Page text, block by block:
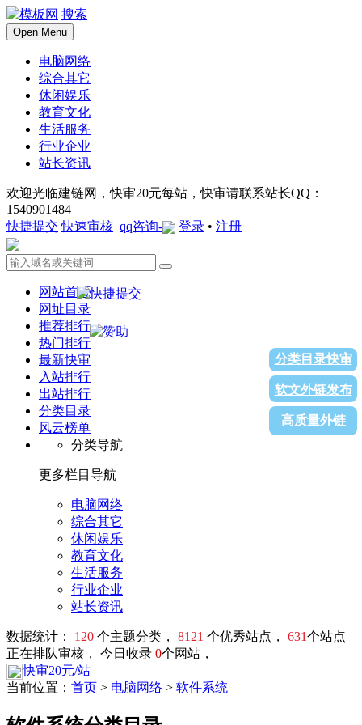
搜索
Open Menu
电脑网络
综合其它
休闲娱乐
教育文化
生活服务
行业企业
站长资讯
欢迎光临建链网，快审20元每站，快审请联系站长QQ：
1540901484
快捷提交 快速审核 qq咨询- 登录 • 注册
网站首页
网址目录
推荐排行
热门排行
最新快审
入站排行
出站排行
分类目录
风云榜单
分类导航
更多栏目导航
电脑网络
综合其它
休闲娱乐
教育文化
生活服务
行业企业
站长资讯
数据统计： 120 个主题分类， 8121 个优秀站点， 631个站点
正在排队审核， 今日收录 0个网站，
快审20元/站
分类目录快审
软文外链发布
高质量外链
当前位置： 首页 > 电脑网络 > 软件系统